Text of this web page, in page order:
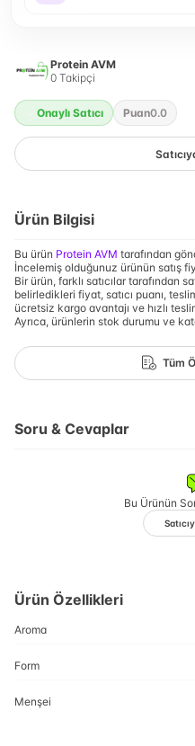
Protein AVM
0 Takipçi
Onaylı Satıcı Puan0.0
Ürün Bilgisi
Bu ürün Protein AVM tarafından
İncelemiş olduğunuz ürünün satış
Bir ürün, farklı satıcılar tarafından
belirledikleri fiyat, satıcı puanı,
ücretsiz kargo avantajı ve hızlı
Ayrıca, ürünlerin stok durumu ve
Tüm
Soru & Cevaplar
Bu Ürünün
Ürün Özellikleri
Aroma
Form
Menşei